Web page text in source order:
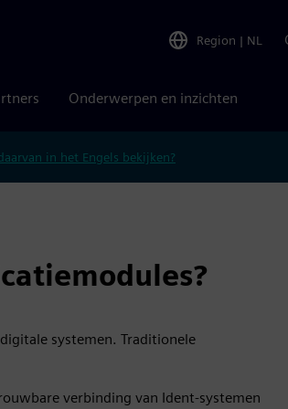
Region | NL
Onderwerpen en inzichten
in het Engels bekijken?
systemen. Traditionele
verbinding van Ident-systemen